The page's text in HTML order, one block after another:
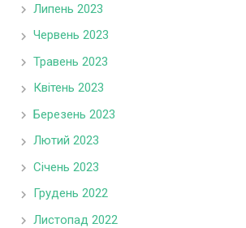
Липень 2023
Червень 2023
Травень 2023
Квітень 2023
Березень 2023
Лютий 2023
Січень 2023
Грудень 2022
Листопад 2022